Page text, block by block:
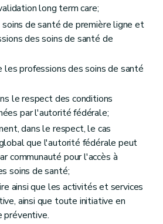
long term care;
de santé de première ligne et
des soins de santé de
les professions des soins de santé
le respect des conditions
par l'autorité fédérale;
dans le respect, le cas
que l'autorité fédérale peut
communauté pour l'accès à
soins de santé;
ainsi que les activités et services
ainsi que toute initiative en
préventive.